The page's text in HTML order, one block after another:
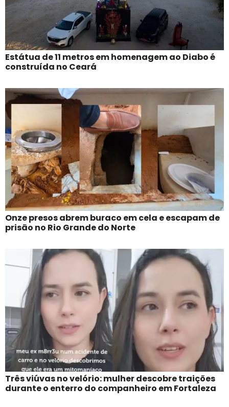
Estátua de 11 metros em homenagem ao Diabo é
construída no Ceará
Onze presos abrem buraco em cela e escapam de
prisão no Rio Grande do Norte
Três viúvas no velório: mulher descobre traições
durante o enterro do companheiro em Fortaleza